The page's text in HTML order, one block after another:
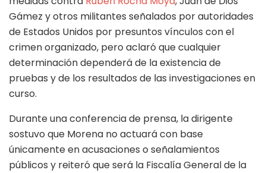
Gámez y otros militantes señalados por autoridades
de Estados Unidos por presuntos vínculos con el
crimen organizado, pero aclaró que cualquier
determinación dependerá de la existencia de
pruebas y de los resultados de las investigaciones en
curso.
Durante una conferencia de prensa, la dirigente
sostuvo que Morena no actuará con base
únicamente en acusaciones o señalamientos
públicos y reiteró que será la Fiscalía General de la